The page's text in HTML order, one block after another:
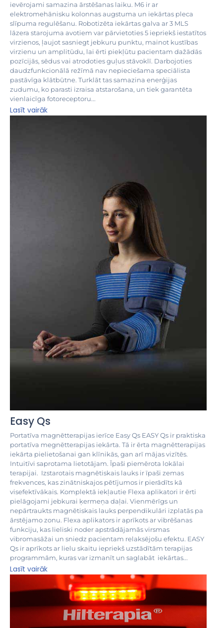
ievērojami samazina ārstēšanas laiku. M6 ir ar
elektromehānisku kolonnas augstuma un iekārtas pleca
slīpuma regulēšanu. Robotizēta iekārtas galva ar 3 MLS
lāzera starojuma avotiem var pārvietoties 5 iepriekš iestatītos
virzienos, ļaujot sasniegt jebkuru punktu, mainot kustības
virzienu un amplitūdu, lai ērti piekļūtu pacientam dažādās
pozīcijās, sēdus vai atrodoties guļus stāvoklī. Darbojoties
daudzfunkcionālā režīmā nav nepieciešama speciālista
pastāvīga klātbūtne. Turklāt tas samazina enerģijas
zudumu, ko parasti izraisa atstarošana, un tiek garantēta
vienlaicīga fotoreceptoru...
Lasīt vairāk
Easy Qs
Portatīva magnētterapijas ierīce Easy Qs EASY Qs ir praktiska
portatīva megnētterapijas iekārta. Tā ir ērta magnētterapijas
iekārta pielietošanai gan klīnikās, gan arī mājas vizītēs.
Intuitīvi saprotama lietotājam. Īpaši piemērota lokālai
terapijai. Izstarotais magnētiskais lauks ir īpaši zemas
frekvences, kas zinātniskajos pētījumos ir pierādīts kā
visefektīvākais. Komplektā iekļautie Flexa aplikatori ir ērti
pielāgojami jebkurai ķermeņa daļai. Vienmērīgs un
nepārtraukts magnētiskais lauks perpendikulāri izplatās pa
ārstējamo zonu. Flexa aplikators ir aprīkots ar vibrēšanas
funkciju, kas lieliski noder apstrādājamās virsmas
vibromasāžai un sniedz pacientam relaksējošu efektu. EASY
Qs ir aprīkots ar lielu skaitu iepriekš uzstādītām terapijas
programmām, kuras var izmanīt un saglabāt iekārtas...
Lasīt vairāk